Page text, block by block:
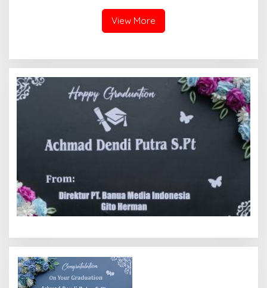
Putusan Mahkamah Agung
Nomor 2108/K/Pdt/2022View More